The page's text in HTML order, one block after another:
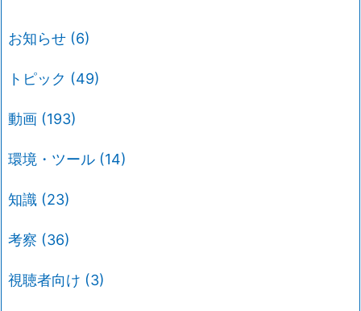
お知らせ (6)
トピック (49)
動画 (193)
環境・ツール (14)
知識 (23)
考察 (36)
視聴者向け (3)